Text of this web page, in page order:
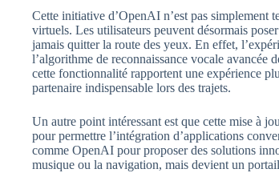
Cette initiative d’OpenAI n’est pas simplement
virtuels. Les utilisateurs peuvent désormais
jamais quitter la route des yeux. En effet,
l’algorithme de reconnaissance vocale avancée
cette fonctionnalité rapportent une expérience
partenaire indispensable lors des trajets.
Un autre point intéressant est que cette mise à
pour permettre l’intégration d’applications
comme OpenAI pour proposer des solutions
musique ou la navigation, mais devient un